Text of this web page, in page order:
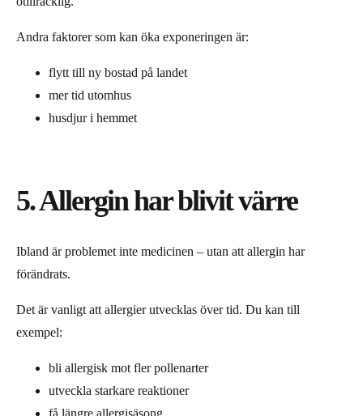
Andra faktorer som kan öka exponeringen är:
flytt till ny bostad på landet
mer tid utomhus
husdjur i hemmet
5. Allergin har blivit värre
Ibland är problemet inte medicinen – utan att allergin har
förändrats.
Det är vanligt att allergier utvecklas över tid. Du kan till
exempel:
bli allergisk mot fler pollenarter
utveckla starkare reaktioner